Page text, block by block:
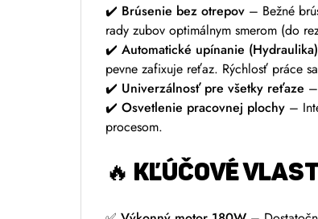
✔️ Brúsenie bez otrepov – Bežné
rady zubov optimálnym smerom (do
✔️ Automatické upínanie (Hydraulika)
pevne zafixuje reťaz. Rýchlosť práce
✔️ Univerzálnosť pre všetky reťaze
✔️ Osvetlenie pracovnej plochy –
procesom.
🔥 KĽÚČOVÉ